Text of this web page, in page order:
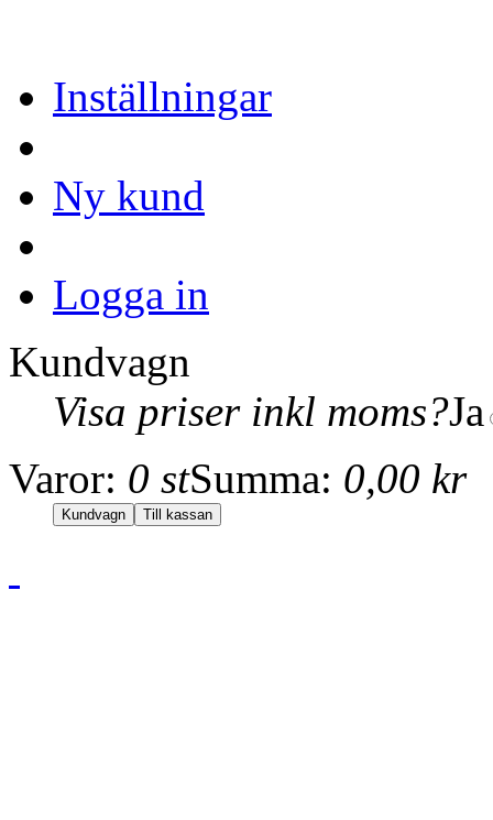
Inställningar
Ny kund
Logga in
Kundvagn
Visa priser inkl moms?Ja
Varor: 0 stSumma: 0,00 kr